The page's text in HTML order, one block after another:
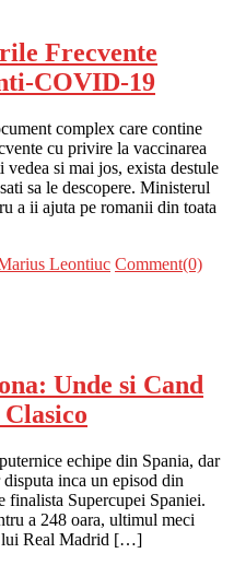
Frecvente
COVID-19
complex care contine
cu privire la vaccinarea
si mai jos, exista destule
sa le descopere. Ministerul
a ii ajuta pe romanii din toata
Leontiuc Comment(0)
Unde si Cand
echipe din Spania, dar
inca un episod din
finalista Supercupei Spaniei.
a 248 oara, ultimul meci
lui Real Madrid […]